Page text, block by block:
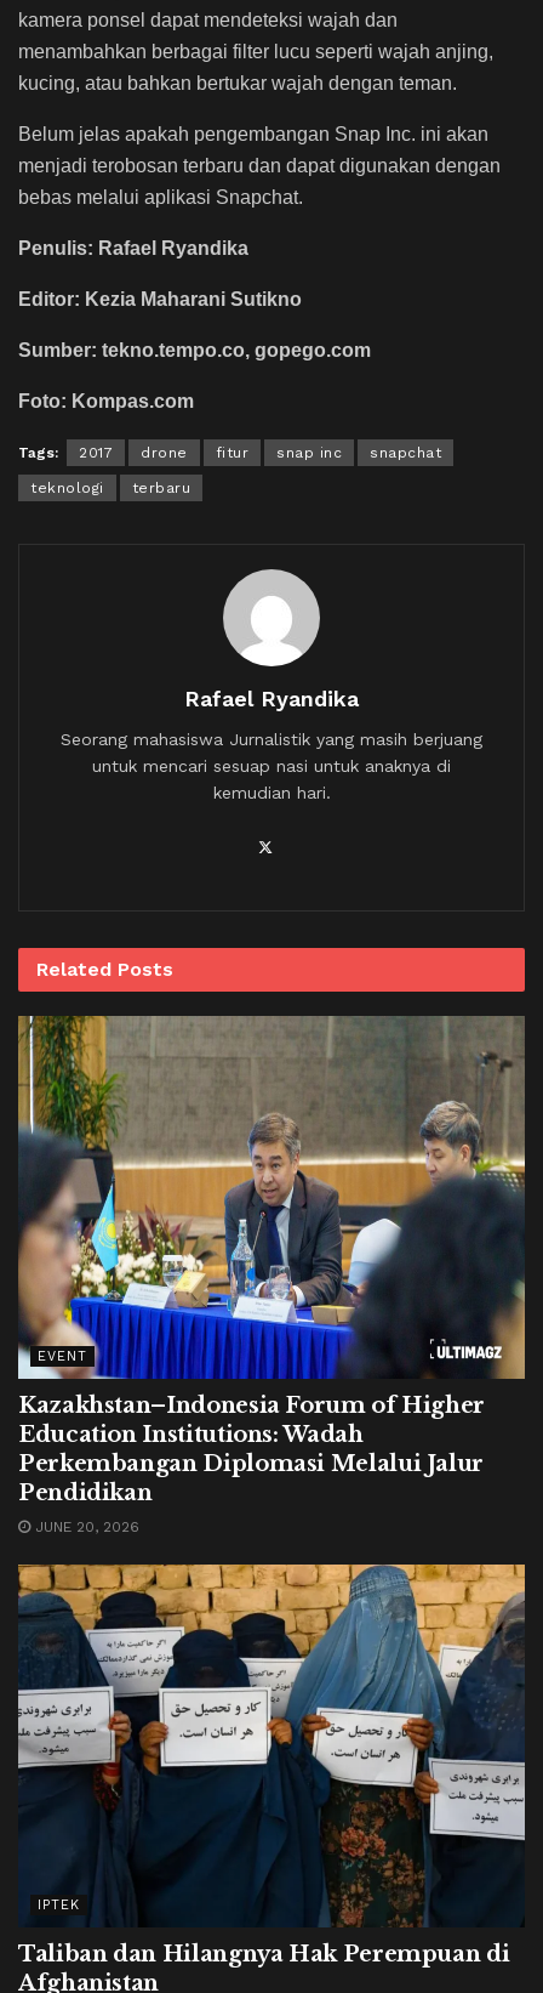
kamera ponsel dapat mendeteksi wajah dan
menambahkan berbagai filter lucu seperti wajah anjing,
kucing, atau bahkan bertukar wajah dengan teman.
Belum jelas apakah pengembangan Snap Inc. ini akan
menjadi terobosan terbaru dan dapat digunakan dengan
bebas melalui aplikasi Snapchat.
Penulis: Rafael Ryandika
Editor: Kezia Maharani Sutikno
Sumber: tekno.tempo.co, gopego.com
Foto: Kompas.com
Tags: 2017 drone fitur snap inc snapchat
teknologi terbaru
Rafael Ryandika
Seorang mahasiswa Jurnalistik yang masih berjuang
untuk mencari sesuap nasi untuk anaknya di
kemudian hari.
Related Posts
EVENT
Kazakhstan–Indonesia Forum of Higher
Education Institutions: Wadah
Perkembangan Diplomasi Melalui Jalur
Pendidikan
JUNE 20, 2026
IPTEK
Taliban dan Hilangnya Hak Perempuan di
Afghanistan